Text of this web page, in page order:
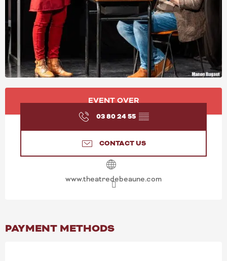
OPENING HOURS &
EVENT OVER
03 80 24 55 ▒▒
CONTACT US
www.theatredebeaune.com
PAYMENT METHODS